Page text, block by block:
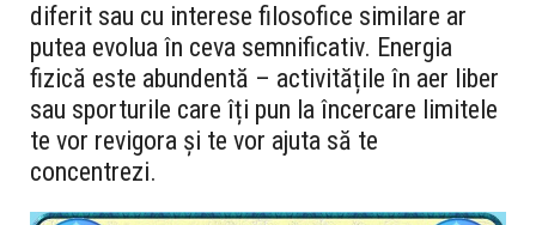
diferit sau cu interese filosofice similare ar
putea evolua în ceva semnificativ. Energia
fizică este abundentă – activitățile în aer liber
sau sporturile care îți pun la încercare limitele
te vor revigora și te vor ajuta să te
concentrezi.